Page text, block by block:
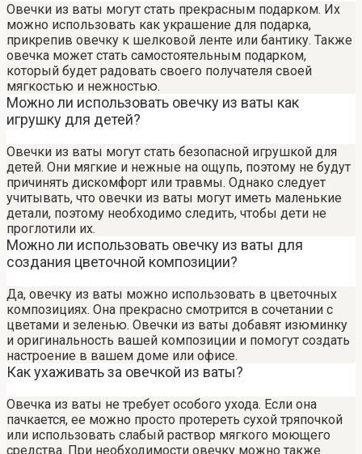
Овечки из ваты могут стать прекрасным подарком. Их
можно использовать как украшение для подарка,
прикрепив овечку к шелковой ленте или бантику. Также
овечка может стать самостоятельным подарком,
который будет радовать своего получателя своей
мягкостью и нежностью.
Можно ли использовать овечку из ваты как
игрушку для детей?
Овечки из ваты могут стать безопасной игрушкой для
детей. Они мягкие и нежные на ощупь, поэтому не будут
причинять дискомфорт или травмы. Однако следует
учитывать, что овечки из ваты могут иметь маленькие
детали, поэтому необходимо следить, чтобы дети не
проглотили их.
Можно ли использовать овечку из ваты для
создания цветочной композиции?
Да, овечку из ваты можно использовать в цветочных
композициях. Она прекрасно смотрится в сочетании с
цветами и зеленью. Овечки из ваты добавят изюминку
и оригинальность вашей композиции и помогут создать
настроение в вашем доме или офисе.
Как ухаживать за овечкой из ваты?
Овечка из ваты не требует особого ухода. Если она
пачкается, ее можно просто протереть сухой тряпочкой
или использовать слабый раствор мягкого моющего
средства. При необходимости овечку можно также